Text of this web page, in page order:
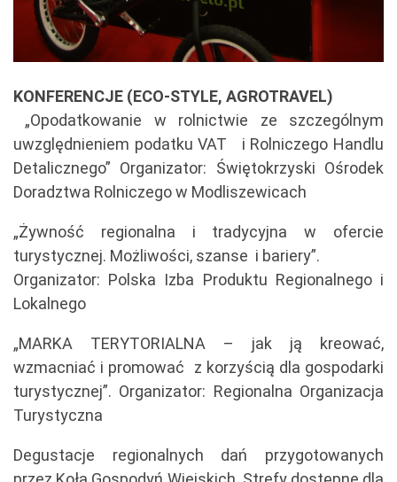
KONFERENCJE (ECO-STYLE, AGROTRAVEL)
„Opodatkowanie w rolnictwie ze szczególnym
uwzględnieniem podatku VAT i Rolniczego Handlu
Detalicznego” Organizator: Świętokrzyski Ośrodek
Doradztwa Rolniczego w Modliszewicach
„Żywność regionalna i tradycyjna w ofercie
turystycznej. Możliwości, szanse i bariery”.
Organizator: Polska Izba Produktu Regionalnego i
Lokalnego
„MARKA TERYTORIALNA – jak ją kreować,
wzmacniać i promować z korzyścią dla gospodarki
turystycznej”. Organizator: Regionalna Organizacja
Turystyczna
Degustacje regionalnych dań przygotowanych